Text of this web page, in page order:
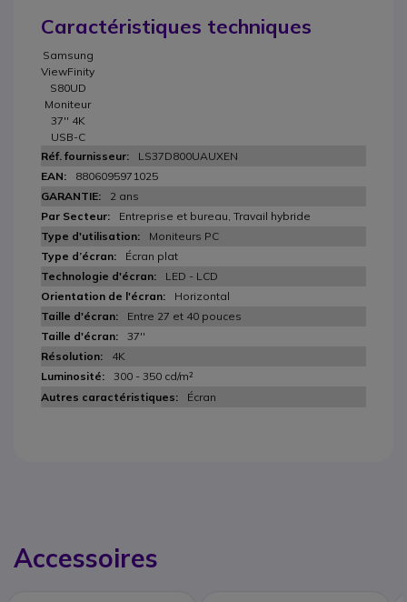
Caractéristiques techniques
Samsung
ViewFinity
S80UD
Moniteur
37'' 4K
USB-C
LS37D800UAUXEN
8806095971025
2 ans
Entreprise et bureau, Travail hybride
Moniteurs PC
Écran plat
LED - LCD
Horizontal
Entre 27 et 40 pouces
37''
4K
300 - 350 cd/m²
Écran
Accessoires